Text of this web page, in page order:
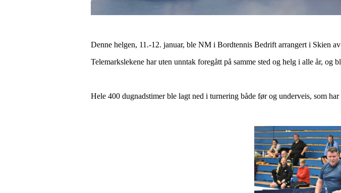
Denne helgen, 11.-12. januar, ble NM i Bordtennis Bedrift arrangert i Skien
Telemarkslekene har uten unntak foregått på samme sted og helg i alle år, og
Hele 400 dugnadstimer ble lagt ned i turnering både før og underveis, som